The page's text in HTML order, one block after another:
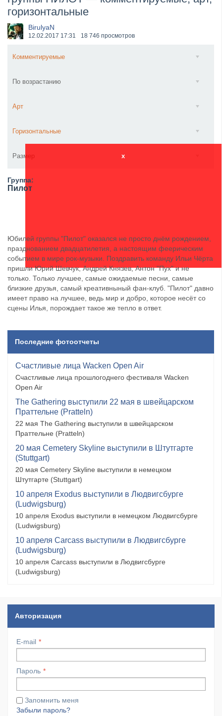
​Anthrax выпустили новый сингл и клип «Everybod...
горизонтальные
BirulyaN
12.02.2017 17:31 18 746 просмотров
Комментируемые
По возрастанию
Арт
Горизонтальные
Размер x
Группа:
Пилот
Юбилей группы "Пилот" оказался не просто днём рождением,
празднованием двадцатилетия, а настоящим феерическим
событием в мире рок-музыки. Поздравить команду Ильи Чёрта
пришли Юрий Шевчук, Андрей Князев, Антон "Пух" и не
только. Только лучшее, самые ожидаемые песни, самые
близкие друзья, самый креативныный фан-клуб. "Пилот" давно
имеет право на лучшее, ведь мир и добро, которое несёт со
сцены Илья, порождает такое же тепло в ответ.
Последние фотоотчеты
Счастливые лица Wacken Open Air
Счастливые лица прошлогоднего фестиваля Wacken
Open Air
The Gathering выступили 22 мая в швейцарском
Праттельне (Pratteln)
22 мая The Gathering выступили в швейцарском
Праттельне (Pratteln)
20 мая Cemetery Skyline выступили в Штутгарте
(Stuttgart)
20 мая Cemetery Skyline выступили в немецком
Штутгарте (Stuttgart)
10 апреля Exodus выступили в Людвигсбурге
(Ludwigsburg)
10 апреля Exodus выступили в немецком Людвигсбурге
(Ludwigsburg)
10 апреля Carcass выступили в Людвигсбурге
(Ludwigsburg)
10 апреля Carcass выступили в Людвигсбурге
(Ludwigsburg)
Авторизация
E-mail
Пароль
Запомнить меня
Забыли пароль?